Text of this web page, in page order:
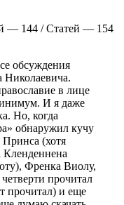
— 144 / Статей — 154
обсуждения
Николаевича.
в лице
И я даже
Но, когда
обнаружил кучу
Принса (хотя
Кленденнена
Френка Виолу,
прочитал
прочитал) и еще